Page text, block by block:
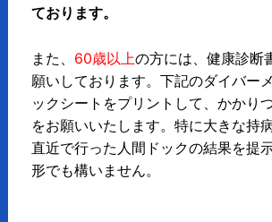
ております。
また、 60歳以上の方には、健康診断
願いしております。下記のダイバー
ックシートをプリントして、かかり
をお願いいたします。特に大きな持
直近で行った人間ドックの結果を提
形でも構いません。